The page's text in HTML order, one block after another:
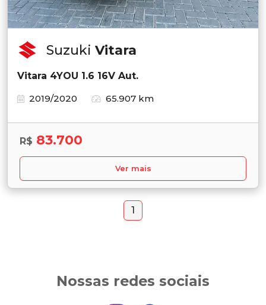
Suzuki Vitara
Vitara 4YOU 1.6 16V Aut.
2019/2020
65.907 km
R$ 83.700
Ver mais
1
Nossas redes sociais